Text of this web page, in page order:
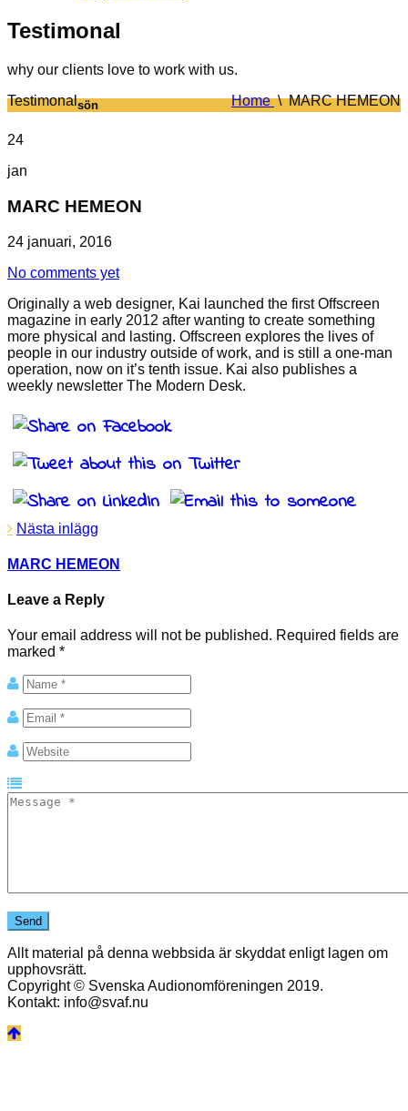
Testimonal
why our clients love to work with us.
Testimonal
Home \ MARC HEMEON
sön
24
jan
MARC HEMEON
24 januari, 2016
No comments yet
Originally a web designer, Kai launched the first Offscreen
magazine in early 2012 after wanting to create something
more physical and lasting. Offscreen explores the lives of
people in our industry outside of work, and is still a one-man
operation, now on it’s tenth issue. Kai also publishes a
weekly newsletter The Modern Desk.
Nästa inlägg
MARC HEMEON
Leave a Reply
Your email address will not be published. Required fields are
marked *
Allt material på denna webbsida är skyddat enligt lagen om
upphovsrätt.
Copyright © Svenska Audionomföreningen 2019.
Kontakt: info@svaf.nu